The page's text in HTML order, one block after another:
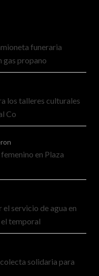
funeraria
gas propano
los talleres culturales
Co
en Plaza
servicio de agua en
temporal
solidaria para